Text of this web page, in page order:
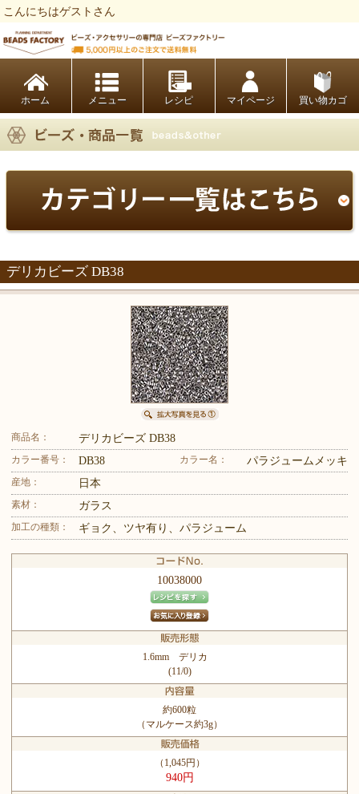
こんにちはゲストさん
ホーム レシピ マイページ 買い物カゴ
デリカビーズ DB38
商品名： デリカビーズ DB38
カラー番号： DB38 カラー名： パラジュームメッキ
産地： 日本
素材： ガラス
加工の種類： ギョク、ツヤ有り、パラジューム
10038000
1.6mm デリカ
(11/0)
約600粒
（マルケース約3g）
（1,045円）
940円